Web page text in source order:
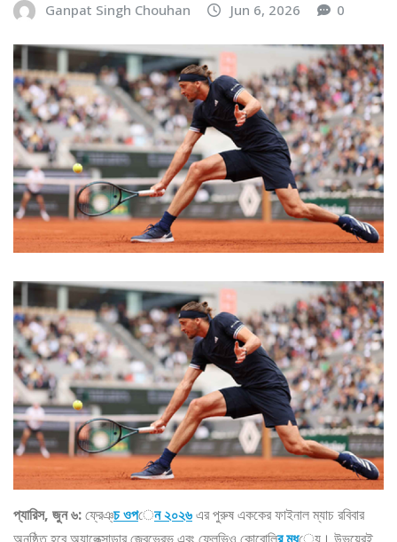
Ganpat Singh Chouhan Jun 6, 2026 0
প্যারিস, জুন ৬:ফ্রেঞ্চ ওপেন ২০২৬এর পুরুষ এককের ফাইনাল ম্যাচ রবিবার